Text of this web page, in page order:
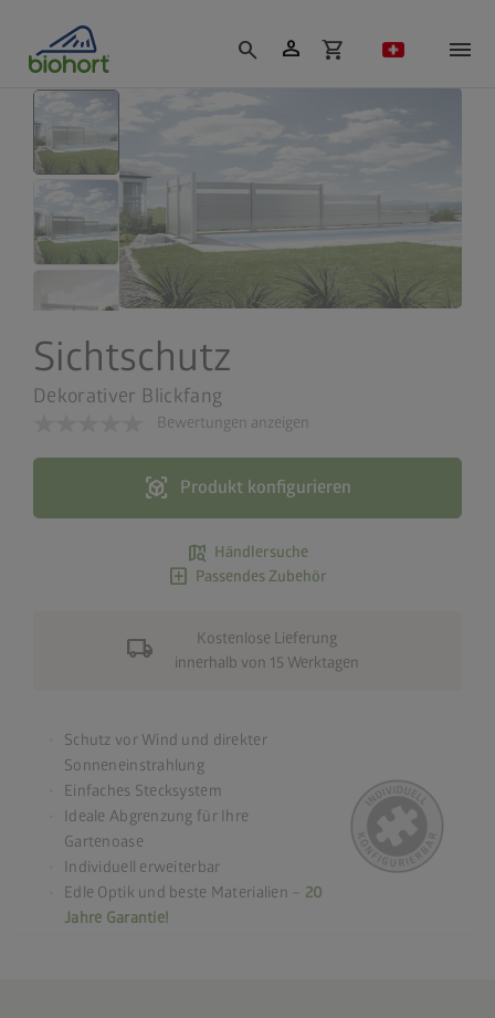
search person shopping_cart
Sichtschutz
Dekorativer Blickfang
Bewertungen anzeigen
view_in_ar Produkt konfigurieren
map_search Händlersuche
add_box Passendes Zubehör
local_shipping
Kostenlose Lieferung
innerhalb von 15 Werktagen
Schutz vor Wind und direkter
Sonneneinstrahlung
Einfaches Stecksystem
Ideale Abgrenzung für Ihre
Gartenoase
Individuell erweiterbar
Edle Optik und beste Materialien – 20
Jahre Garantie!